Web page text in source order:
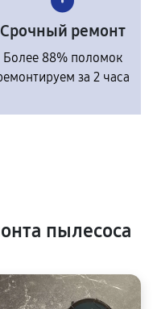
Срочный ремонт
Более 88% поломок
за 2 часа
пылесоса